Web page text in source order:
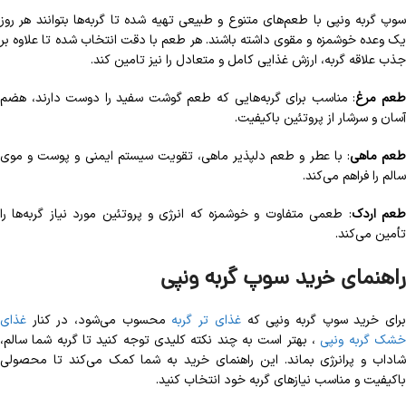
سوپ گربه ونپی با طعم‌های متنوع و طبیعی تهیه شده تا گربه‌ها بتوانند هر روز
یک وعده خوشمزه و مقوی داشته باشند. هر طعم با دقت انتخاب شده تا علاوه بر
جذب علاقه گربه، ارزش غذایی کامل و متعادل را نیز تامین کند.
طعم مرغ: مناسب برای گربه‌هایی که طعم گوشت سفید را دوست دارند، هضم
آسان و سرشار از پروتئین باکیفیت.
طعم ماهی: با عطر و طعم دلپذیر ماهی، تقویت سیستم ایمنی و پوست و موی
سالم را فراهم می‌کند.
طعم اردک: طعمی متفاوت و خوشمزه که انرژی و پروتئین مورد نیاز گربه‌ها را
تأمین می‌کند.
راهنمای خرید سوپ گربه ونپی
برای خرید سوپ گربه ونپی کهغذای تر گربه محسوب می‌شود، در کنار غذای
خشک گربه ونپی ، بهتر است به چند نکته کلیدی توجه کنید تا گربه شما سالم،
شاداب و پرانرژی بماند. این راهنمای خرید به شما کمک می‌کند تا محصولی
باکیفیت و مناسب نیازهای گربه خود انتخاب کنید.